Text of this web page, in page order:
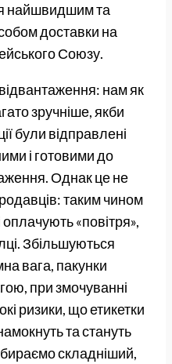
найшвидшим та
доставки на
Союзу.
нам як
зручніше, якби
були відправлені
і готовими до
Однак це не
таким чином
«повітря»,
Збільшуються
вага, пакунки
при змочуванні
ризики, що етикетки
та стануть
складніший,